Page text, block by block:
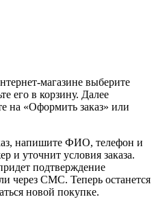
магазине выберите
его в корзину. Далее
на «Оформить заказ» или
напишите ФИО, телефон и
и уточнит условия заказа.
подтверждение
через СМС. Теперь останется
новой покупке.